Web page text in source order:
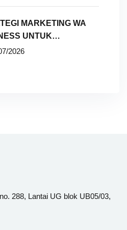
MARKETING WA
UNTUK
2026
288, Lantai UG blok UB05/03,